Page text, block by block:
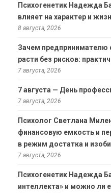
Психогенетик Надежда
влияет на характер и
8 августа, 2026
Зачем предпринимателю
расти без рисков:
7 августа, 2026
7 августа — День
7 августа, 2026
Психолог Светлана
финансовую емкость и
в режим достатка и
7 августа, 2026
Психогенетик Надежда
интеллекта» и можно ли